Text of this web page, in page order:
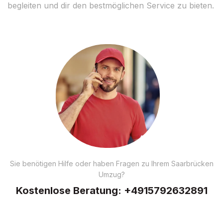
begleiten und dir den bestmöglichen Service zu bieten.
Sie benötigen Hilfe oder haben Fragen zu Ihrem Saarbrücken
Umzug?
Kostenlose Beratung: +4915792632891